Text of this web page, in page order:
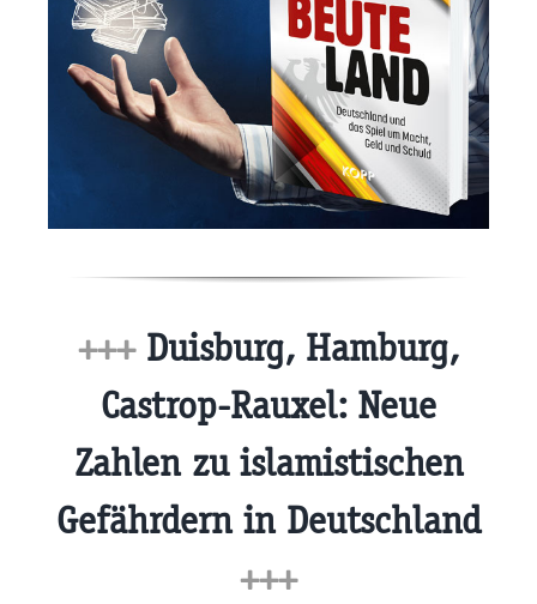
+++Duisburg, Hamburg,
Castrop-Rauxel: Neue
Zahlen zu islamistischen
Gefährdern in Deutschland
+++